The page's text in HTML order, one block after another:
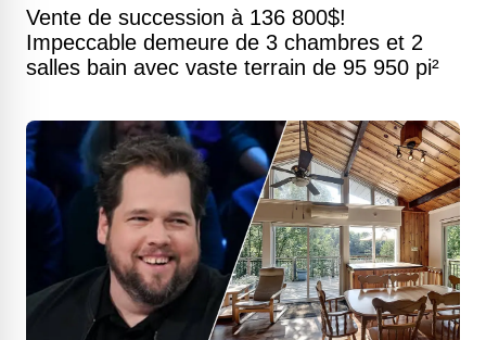
Vente de succession à 136 800$!
Impeccable demeure de 3 chambres et 2
salles bain avec vaste terrain de 95 950 pi²